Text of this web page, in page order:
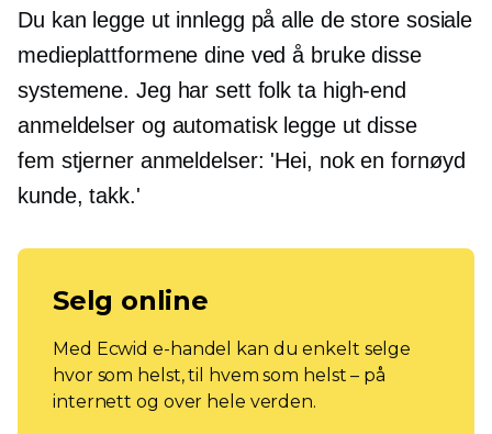
Du kan legge ut innlegg på alle de store sosiale
medieplattformene dine ved å bruke disse
systemene. Jeg har sett folk ta high-end
anmeldelser og automatisk legge ut disse
fem stjerneranmeldelser: 'Hei, nok en fornøyd
kunde, takk.'
Selg online
Med Ecwid e-handel kan du enkelt selge
hvor som helst, til hvem som helst – på
internett og over hele verden.